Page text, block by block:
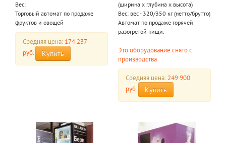
Вес:
Торговый автомат по продаже
фруктов и овощей
Средняя цена: 174 237
руб.
Купить
(ширина x глубина x высота)
Вес: вес - 320/350 кг (нетто/брутто)
Автомат по продаже горячей
разогретой пищи.
Это оборудование снято с
производства
Средняя цена: 249 900
руб.
Купить